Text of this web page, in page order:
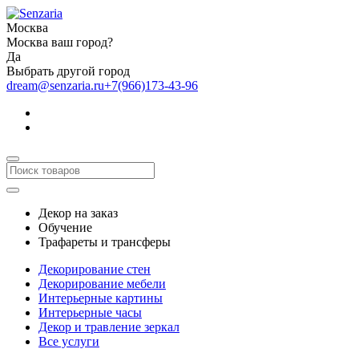
Москва
Москва ваш город?
Да
Выбрать другой город
dream@senzaria.ru+7(966)173-43-96
Декор на заказ
Обучение
Трафареты и трансферы
Декорирование стен
Декорирование мебели
Интерьерные картины
Интерьерные часы
Декор и травление зеркал
Все услуги